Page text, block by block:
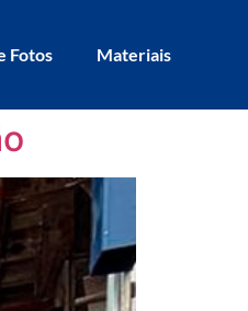
Fotos Materiais